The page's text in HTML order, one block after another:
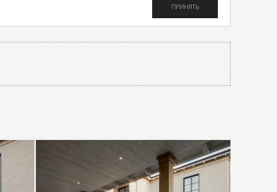
ПРИНЯТЬ
Астрахань / 2026